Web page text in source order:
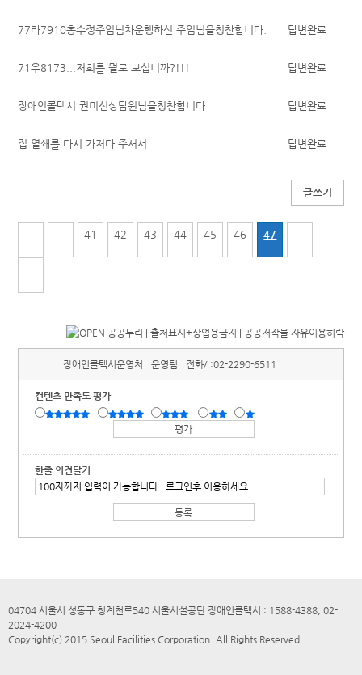
77라7910홍수정주임님차운행하신 주임님을칭찬합니다. 답변완료
71우8173...저희를 뭘로 보십니까?!!! 답변완료
장애인콜택시 권미선상담원님을칭찬합니다 답변완료
집 열쇄를 다시 가져다 주셔서 답변완료
글쓰기
41 42 43 44 45 46 47
장애인콜택시운영처 운영팀 전화/ :02-2290-6511
컨텐츠 만족도 평가
한줄 의견달기
04704 서울시 성동구 청계천로540 서울시설공단 장애인콜택시 : 1588-4388, 02-
2024-4200
Copyright(c) 2015 Seoul Facilities Corporation. All Rights Reserved